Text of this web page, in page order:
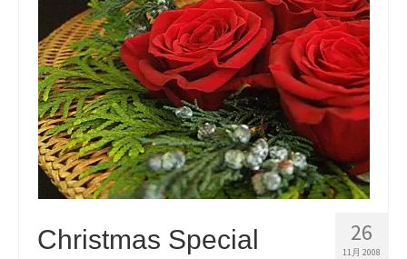
26
11月 2008
Christmas Special